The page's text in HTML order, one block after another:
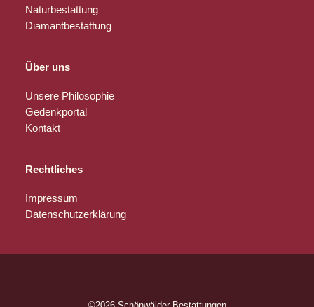
Naturbestattung
Diamantbestattung
Über uns
Unsere Philosophie
Gedenkportal
Kontakt
Rechtliches
Impressum
Datenschutzerklärung